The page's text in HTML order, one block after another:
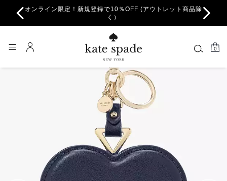
オンライン限定！新規登録で10％OFF (アウトレット商品除
く）
0